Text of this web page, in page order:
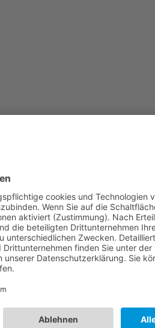
und OpenDocument-Dateien. Der
im Vollbildmodus des Browsers.
automatische Statistiken in Form
alleine nutzen oder sie für
im Web zu veröffentlichen,